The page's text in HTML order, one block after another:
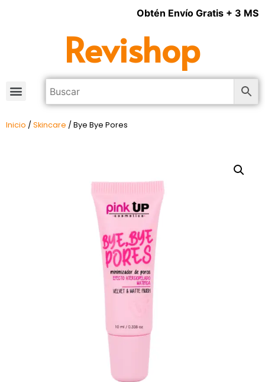
Obtén Envío Gratis + 3 MSI
Revishop
Inicio / Skincare / Bye Bye Pores